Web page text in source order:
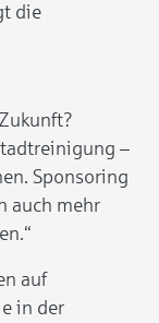
die
–
Sponsoring
auch mehr
auf
in der